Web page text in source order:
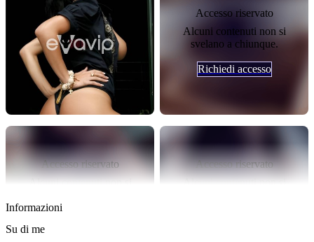
ricevo, ma apprezzo le location raffinate, perché sono quelle dove
avvengono gli incontri migliori.
La cosa importante è che tu sia una persona molto generosa,
elegante e sofisticata, perché amo l’esclusività.
Con il giusto preavviso, mi sposto nelle altre città d’Italia,
ovviamente con le dovute garanzie.
Accesso riservato
Alcuni contenuti non si
svelano a chiunque.
Richiedi accesso
Accesso riservato
Alcuni contenuti non si
Accesso riservato
Alcuni contenuti non si
Informazioni
Su di me